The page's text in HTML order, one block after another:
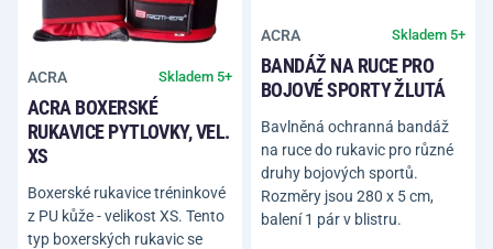
ACRA Skladem 5+
ACRA BOXERSKÉ
RUKAVICE PYTLOVKY, VEL.
XS
Boxerské rukavice tréninkové
z PU kůže - velikost XS. Tento
typ boxerských rukavic se
ACRA Skladem 5+
BANDÁŽ NA RUCE PRO
BOJOVÉ SPORTY ŽLUTÁ
Bavlněná ochranná bandáž
na ruce do rukavic pro různé
druhy bojových sportů.
Rozměry jsou 280 x 5 cm,
balení 1 pár v blistru.